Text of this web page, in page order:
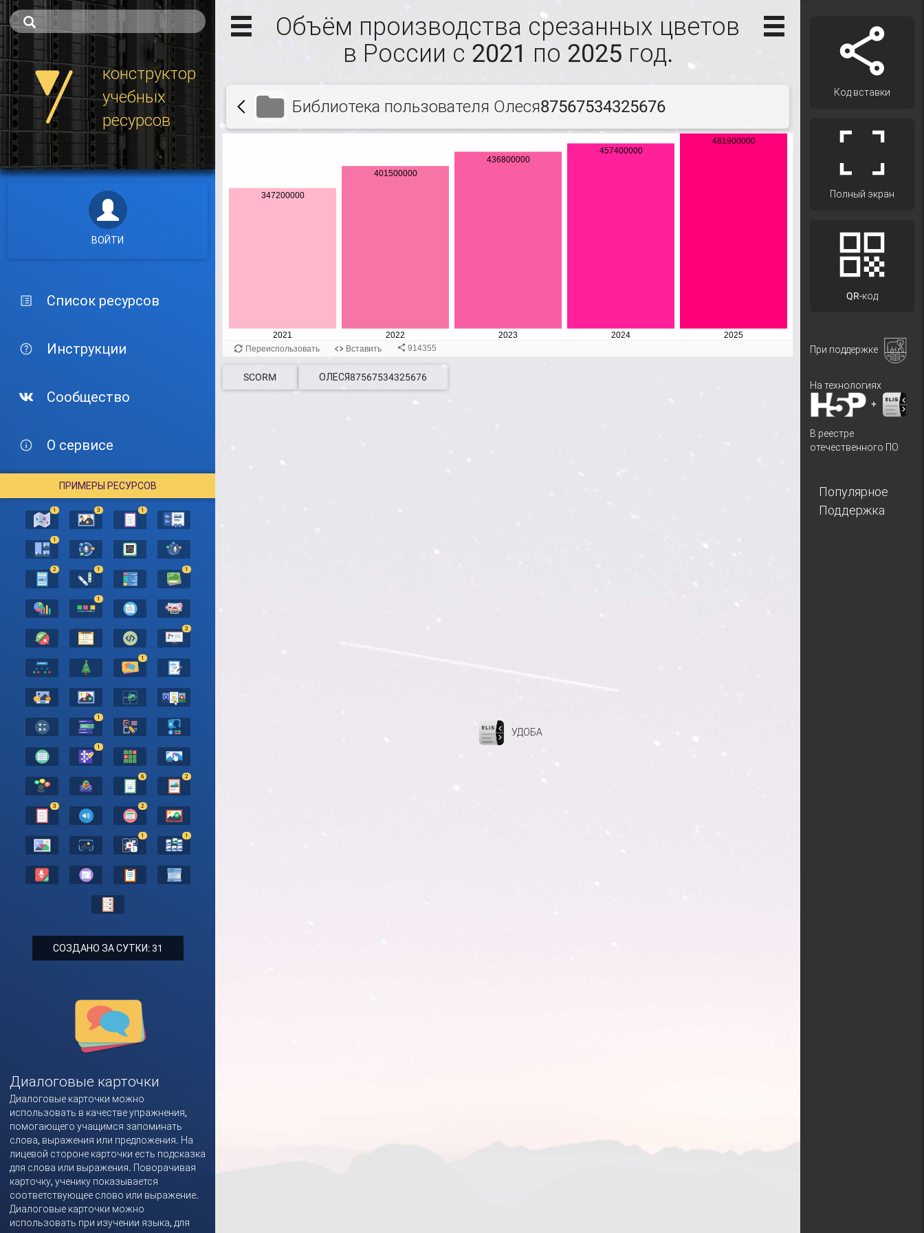
конструктор
учебных
ресурсов
ВОЙТИ
Список ресурсов
Инструкции
Сообщество
О сервисе
ПРИМЕРЫ РЕСУРСОВ
1 3 1
1
2 1 1
1
2
1
1
1
6 2
3 2
1 1
СОЗДАНО ЗА СУТКИ: 31
Диалоговые карточки
Диалоговые карточки можно
использовать в качестве упражнения,
помогающего учащимся запоминать
слова, выражения или предложения. На
лицевой стороне карточки есть подсказка
для слова или выражения. Поворачивая
карточку, ученику показывается
соответствующее слово или выражение.
Диалоговые карточки можно
использовать при изучении языка, для
Объём производства срезанных цветов
в России с 2021 по 2025 год.
Библиотека пользователя Олеся87567534325676
SCORM ОЛЕСЯ87567534325676
УДОБА
Код вставки
Полный экран
QR-код
При поддержке
На технологиях
+
В реестре
отечественного ПО
Популярное
Поддержка